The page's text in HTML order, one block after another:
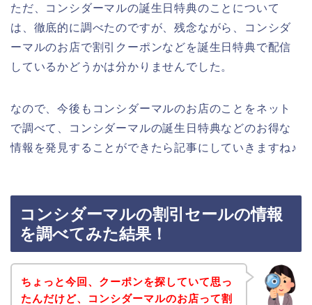
ただ、コンシダーマルの誕生日特典のことについて
は、徹底的に調べたのですが、残念ながら、コンシダ
ーマルのお店で割引クーポンなどを誕生日特典で配信
しているかどうかは分かりませんでした。
なので、今後もコンシダーマルのお店のことをネット
で調べて、コンシダーマルの誕生日特典などのお得な
情報を発見することができたら記事にしていきますね♪
コンシダーマルの割引セールの情報
を調べてみた結果！
ちょっと今回、クーポンを探していて思っ
たんだけど、コンシダーマルのお店って割